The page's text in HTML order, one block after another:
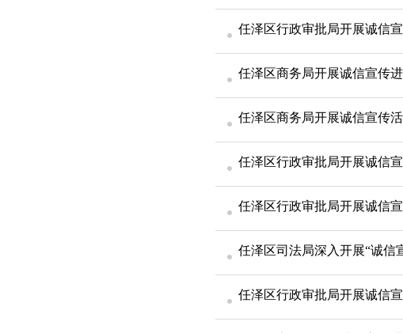
任泽区行政审批局开展诚信
任泽区商务局开展诚信宣传
任泽区商务局开展诚信宣传
任泽区行政审批局开展诚信
任泽区行政审批局开展诚信
任泽区司法局深入开展“诚信
任泽区行政审批局开展诚信